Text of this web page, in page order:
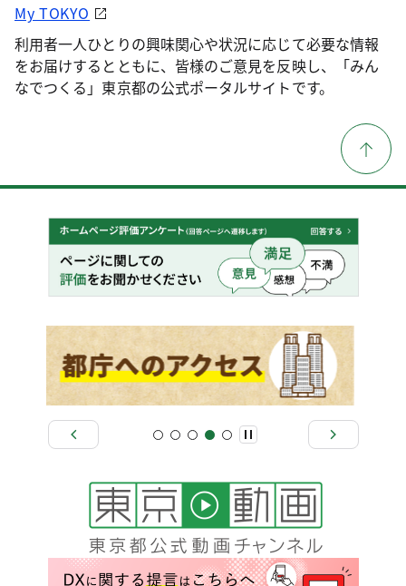
My TOKYO
利用者一人ひとりの興味関心や状況に応じて必要な情報
をお届けするとともに、皆様のご意見を反映し、「みん
なでつくる」東京都の公式ポータルサイトです。